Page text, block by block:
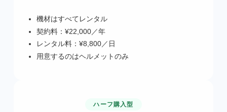
機材はすべてレンタル
契約料：¥22,000／年
レンタル料：¥8,800／日
用意するのはヘルメットのみ
ハーフ購入型